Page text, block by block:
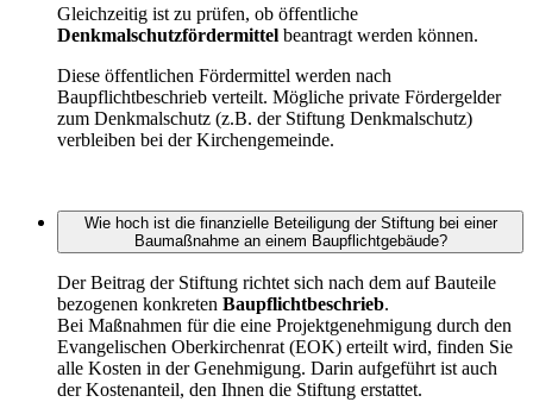
Gleichzeitig ist zu prüfen, ob öffentliche
Denkmalschutzfördermittel beantragt werden können.
Diese öffentlichen Fördermittel werden nach
Baupflichtbeschrieb verteilt. Mögliche private Fördergelder
zum Denkmalschutz (z.B. der Stiftung Denkmalschutz)
verbleiben bei der Kirchengemeinde.
Wie hoch ist die finanzielle Beteiligung der Stiftung bei einer
Baumaßnahme an einem Baupflichtgebäude?
Der Beitrag der Stiftung richtet sich nach dem auf Bauteile
bezogenen konkreten Baupflichtbeschrieb.
Bei Maßnahmen für die eine Projektgenehmigung durch den
Evangelischen Oberkirchenrat (EOK) erteilt wird, finden Sie
alle Kosten in der Genehmigung. Darin aufgeführt ist auch
der Kostenanteil, den Ihnen die Stiftung erstattet.